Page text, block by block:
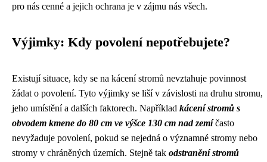
pro nás cenné a jejich ochrana je v zájmu nás všech.
Výjimky: Kdy povolení nepotřebujete?
Existují situace, kdy se na kácení stromů nevztahuje povinnost
žádat o povolení. Tyto výjimky se liší v závislosti na druhu stromu,
jeho umístění a dalších faktorech. Například kácení stromů s
obvodem kmene do 80 cm ve výšce 130 cm nad zemíčasto
nevyžaduje povolení, pokud se nejedná o významné stromy nebo
stromy v chráněných územích. Stejně tak odstranění stromů